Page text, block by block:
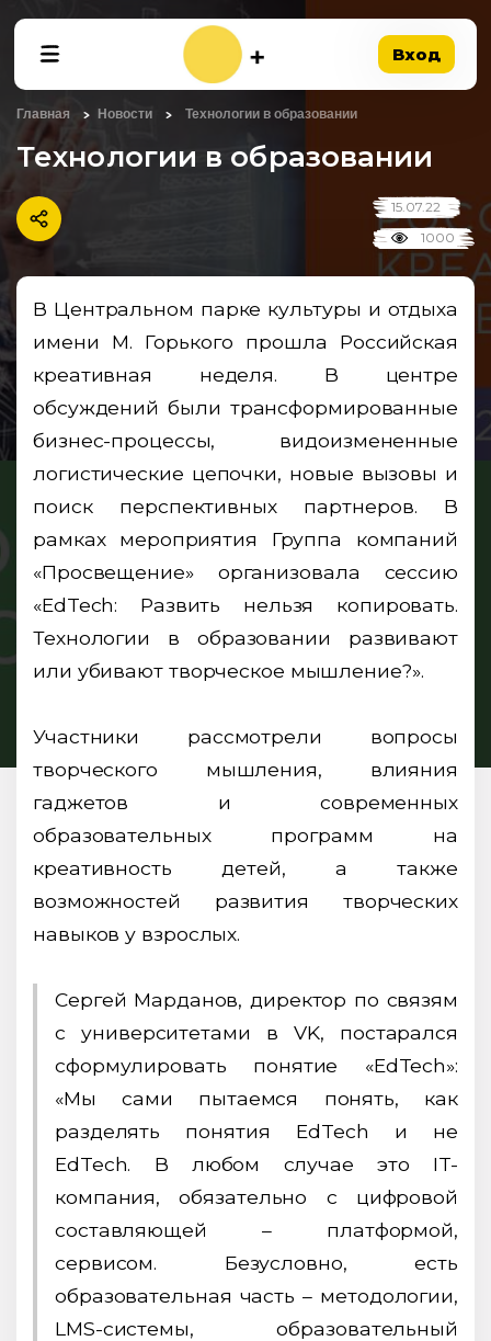
Вход
Главная Новости Технологии в образовании
Технологии в образовании
15.07.22
1000
В Центральном парке культуры и отдыха
имени М. Горького прошла Российская
креативная неделя. В центре
обсуждений были трансформированные
бизнес-процессы, видоизмененные
логистические цепочки, новые вызовы и
поиск перспективных партнеров. В
рамках мероприятия Группа компаний
«Просвещение» организовала сессию
«EdTech: Развить нельзя копировать.
Технологии в образовании развивают
или убивают творческое мышление?».
Участники рассмотрели вопросы
творческого мышления, влияния
гаджетов и современных
образовательных программ на
креативность детей, а также
возможностей развития творческих
навыков у взрослых.
Сергей Марданов, директор по связям
с университетами в VK, постарался
сформулировать понятие «EdTech»:
«Мы сами пытаемся понять, как
разделять понятия EdTech и не
EdTech. В любом случае это IT-
компания, обязательно с цифровой
составляющей – платформой,
сервисом. Безусловно, есть
образовательная часть – методологии,
LMS-системы, образовательный